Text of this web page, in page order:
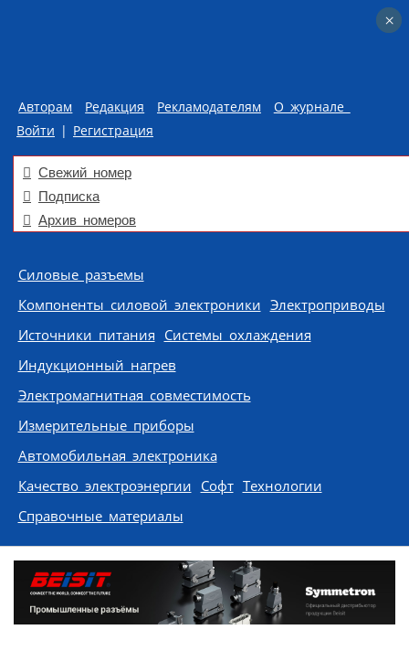
Авторам Редакция Рекламодателям
О журнале
Войти | Регистрация
Свежий номер
Подписка
Архив номеров
Skip to content
Силовые разъемы
Компоненты силовой электроники Электроприводы
Источники питания Системы охлаждения
Индукционный нагрев
Электромагнитная совместимость
Измерительные приборы
Автомобильная электроника
Качество электроэнергии Софт Технологии
Справочные материалы
×
×